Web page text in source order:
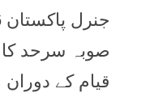
صوبہ سرحد کا
قیام کے